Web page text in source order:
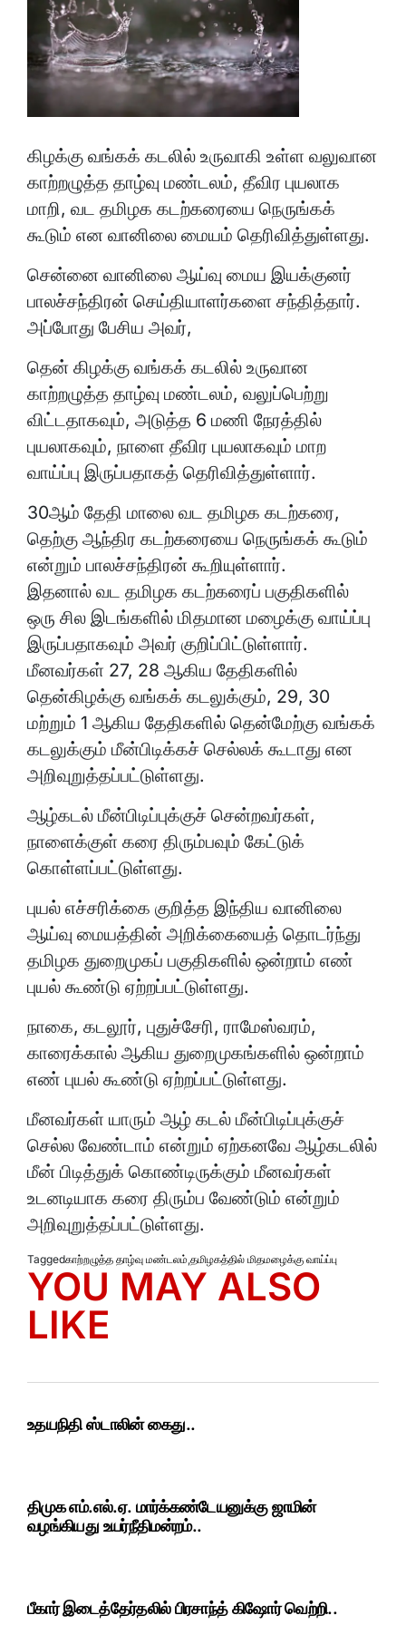
கிழக்கு வங்கக் கடலில் உருவாகி உள்ள வலுவான
காற்றழுத்த தாழ்வு மண்டலம், தீவிர புயலாக
மாறி, வட தமிழக கடற்கரையை நெருங்கக்
கூடும் என வானிலை மையம் தெரிவித்துள்ளது.
சென்னை வானிலை ஆய்வு மைய இயக்குனர்
பாலச்சந்திரன் செய்தியாளர்களை சந்தித்தார்.
அப்போது பேசிய அவர்,
தென் கிழக்கு வங்கக் கடலில் உருவான
காற்றழுத்த தாழ்வு மண்டலம், வலுப்பெற்று
விட்டதாகவும், அடுத்த 6 மணி நேரத்தில்
புயலாகவும், நாளை தீவிர புயலாகவும் மாற
வாய்ப்பு இருப்பதாகத் தெரிவித்துள்ளார்.
30ஆம் தேதி மாலை வட தமிழக கடற்கரை,
தெற்கு ஆந்திர கடற்கரையை நெருங்கக் கூடும்
என்றும் பாலச்சந்திரன் கூறியுள்ளார்.
இதனால் வட தமிழக கடற்கரைப் பகுதிகளில்
ஒரு சில இடங்களில் மிதமான மழைக்கு வாய்ப்பு
இருப்பதாகவும் அவர் குறிப்பிட்டுள்ளார்.
மீனவர்கள் 27, 28 ஆகிய தேதிகளில்
தென்கிழக்கு வங்கக் கடலுக்கும், 29, 30
மற்றும் 1 ஆகிய தேதிகளில் தென்மேற்கு வங்கக்
கடலுக்கும் மீன்பிடிக்கச் செல்லக் கூடாது என
அறிவுறுத்தப்பட்டுள்ளது.
ஆழ்கடல் மீன்பிடிப்புக்குச் சென்றவர்கள்,
நாளைக்குள் கரை திரும்பவும் கேட்டுக்
கொள்ளப்பட்டுள்ளது.
புயல் எச்சரிக்கை குறித்த இந்திய வானிலை
ஆய்வு மையத்தின் அறிக்கையைத் தொடர்ந்து
தமிழக துறைமுகப் பகுதிகளில் ஒன்றாம் எண்
புயல் கூண்டு ஏற்றப்பட்டுள்ளது.
நாகை, கடலூர், புதுச்சேரி, ராமேஸ்வரம்,
காரைக்கால் ஆகிய துறைமுகங்களில் ஒன்றாம்
எண் புயல் கூண்டு ஏற்றப்பட்டுள்ளது.
மீனவர்கள் யாரும் ஆழ் கடல் மீன்பிடிப்புக்குச்
செல்ல வேண்டாம் என்றும் ஏற்கனவே ஆழ்கடலில்
மீன் பிடித்துக் கொண்டிருக்கும் மீனவர்கள்
உடனடியாக கரை திரும்ப வேண்டும் என்றும்
அறிவுறுத்தப்பட்டுள்ளது.
Taggedகாற்றழுத்த தாழ்வு மண்டலம்,தமிழகத்தில் மிதமழைக்கு வாய்ப்பு
YOU MAY ALSO
LIKE
உதயநிதி ஸ்டாலின் கைது..
திமுக எம்.எல்.ஏ. மார்க்கண்டேயனுக்கு ஜாமின்
வழங்கியது உயர்நீதிமன்றம்..
பீகார் இடைத்தேர்தலில் பிரசாந்த் கிஷோர் வெற்றி..